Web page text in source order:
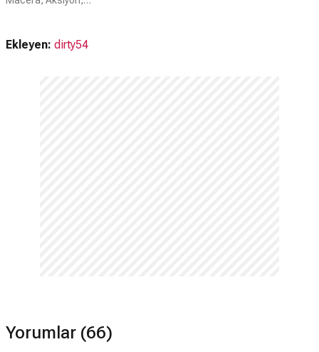
Ekleyen: dirty54
Yorumlar (66)